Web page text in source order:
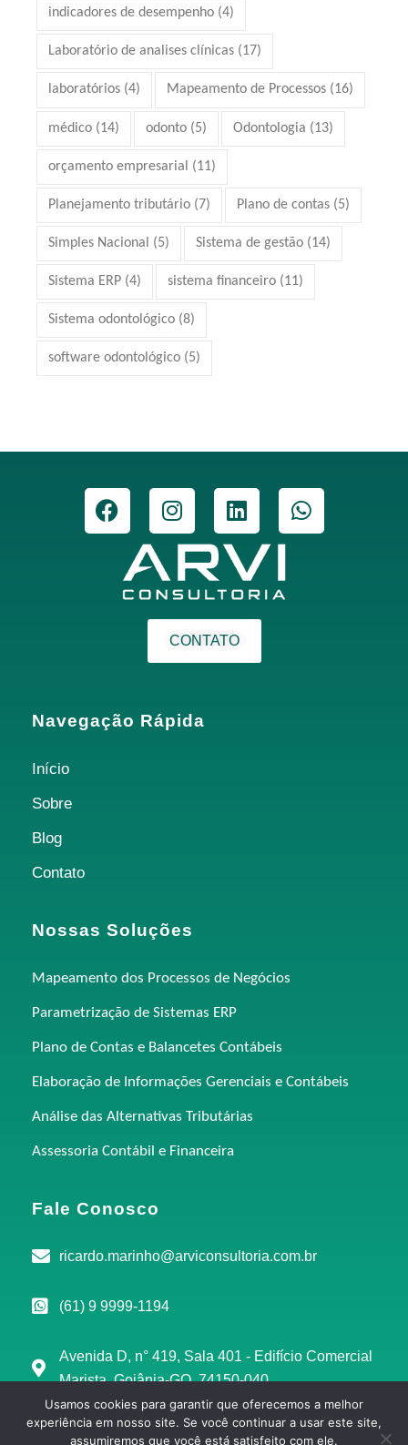
indicadores de desempenho (4)
Laboratório de analises clínicas (17)
laboratórios (4) Mapeamento de Processos (16)
médico (14) odonto (5) Odontologia (13)
orçamento empresarial (11)
Planejamento tributário (7) Plano de contas (5)
Simples Nacional (5) Sistema de gestão (14)
Sistema ERP (4) sistema financeiro (11)
Sistema odontológico (8)
software odontológico (5)
CONTATO
Navegação Rápida
Início
Sobre
Blog
Contato
Nossas Soluções
Mapeamento dos Processos de Negócios
Parametrização de Sistemas ERP
Plano de Contas e Balancetes Contábeis
Elaboração de Informações Gerenciais e Contábeis
Análise das Alternativas Tributárias
Assessoria Contábil e Financeira
Fale Conosco
ricardo.marinho@arviconsultoria.com.br
(61) 9 9999-1194
Avenida D, n° 419, Sala 401 - Edifício Comercial
Marista, Goiânia-GO, 74150-040
Copyright © 2025 | ARVI Consultoria 11.499.462/0001-11
Usamos cookies para garantir que oferecemos a melhor
experiência em nosso site. Se você continuar a usar este site,
assumiremos que você está satisfeito com ele.